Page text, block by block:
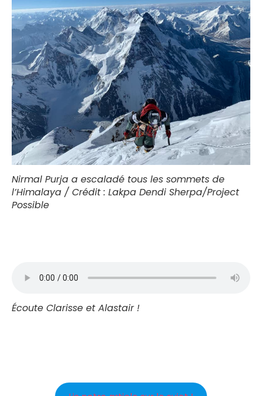
Nirmal Purja a escaladé tous les sommets de
l’Himalaya / Crédit : Lakpa Dendi Sherpa/Project
Possible
Écoute Clarisse et Alastair !